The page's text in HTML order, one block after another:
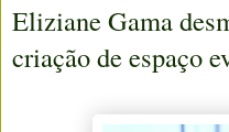
Eliziane Gama
criação de espaço